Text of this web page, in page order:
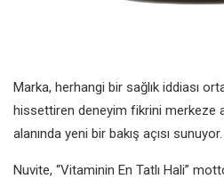
Marka, herhangi bir sağlık iddiası
hissettiren deneyim fikrini merkeze
alanında yeni bir bakış açısı sunuyor.
Nuvite, “Vitaminin En Tatlı Hali”